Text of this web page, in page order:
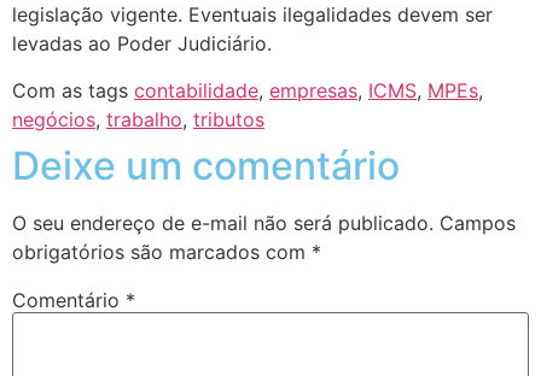
legislação vigente. Eventuais ilegalidades devem ser
levadas ao Poder Judiciário.
Com as tags contabilidade, empresas, ICMS, MPEs,
negócios, trabalho, tributos
Deixe um comentário
O seu endereço de e-mail não será publicado. Campos
obrigatórios são marcados com *
Comentário *